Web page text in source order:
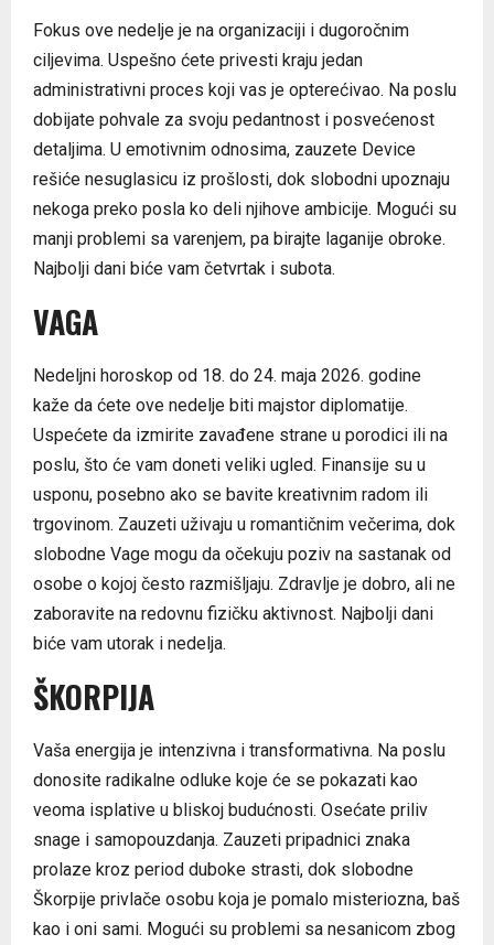
Fokus ove nedelje je na organizaciji i dugoročnim
ciljevima. Uspešno ćete privesti kraju jedan
administrativni proces koji vas je opterećivao. Na poslu
dobijate pohvale za svoju pedantnost i posvećenost
detaljima. U emotivnim odnosima, zauzete Device
rešiće nesuglasicu iz prošlosti, dok slobodni upoznaju
nekoga preko posla ko deli njihove ambicije. Mogući su
manji problemi sa varenjem, pa birajte laganije obroke.
Najbolji dani biće vam četvrtak i subota.
VAGA
Nedeljni horoskop od 18. do 24. maja 2026. godine
kaže da ćete ove nedelje biti majstor diplomatije.
Uspećete da izmirite zavađene strane u porodici ili na
poslu, što će vam doneti veliki ugled. Finansije su u
usponu, posebno ako se bavite kreativnim radom ili
trgovinom. Zauzeti uživaju u romantičnim večerima, dok
slobodne Vage mogu da očekuju poziv na sastanak od
osobe o kojoj često razmišljaju. Zdravlje je dobro, ali ne
zaboravite na redovnu fizičku aktivnost. Najbolji dani
biće vam utorak i nedelja.
ŠKORPIJA
Vaša energija je intenzivna i transformativna. Na poslu
donosite radikalne odluke koje će se pokazati kao
veoma isplative u bliskoj budućnosti. Osećate priliv
snage i samopouzdanja. Zauzeti pripadnici znaka
prolaze kroz period duboke strasti, dok slobodne
Škorpije privlače osobu koja je pomalo misteriozna, baš
kao i oni sami. Mogući su problemi sa nesanicom zbog